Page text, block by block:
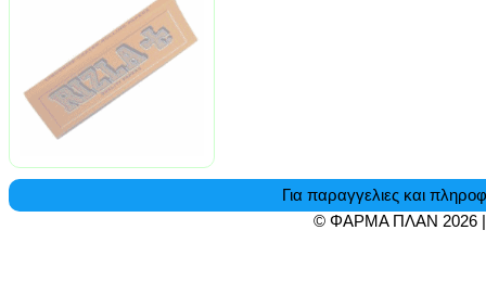
Για παραγγελιες και
© ΦΑΡΜΑ ΠΛΑΝ 2026